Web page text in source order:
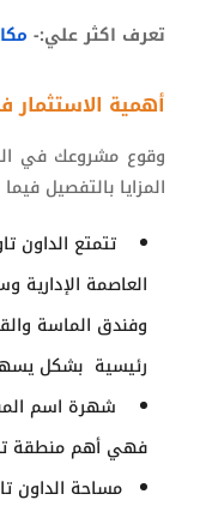
تعرف اكثر علي:-
أهمية الاستثمار
وقوع مشروعك في
المزايا بالتفصيل
تتمتع الداون
العاصمة الإدارية
وفندق الماسة
رئيسية بشكل
شهرة اسم
فهي أهم منطقة